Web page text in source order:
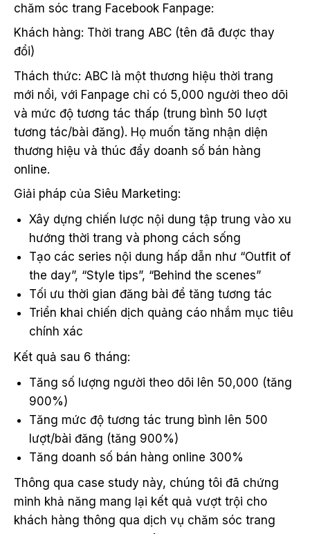
chăm sóc trang Facebook Fanpage:
Khách hàng: Thời trang ABC (tên đã được thay
đổi)
Thách thức: ABC là một thương hiệu thời trang
mới nổi, với Fanpage chỉ có 5,000 người theo dõi
và mức độ tương tác thấp (trung bình 50 lượt
tương tác/bài đăng). Họ muốn tăng nhận diện
thương hiệu và thúc đẩy doanh số bán hàng
online.
Giải pháp của Siêu Marketing:
Xây dựng chiến lược nội dung tập trung vào xu
hướng thời trang và phong cách sống
Tạo các series nội dung hấp dẫn như “Outfit of
the day”, “Style tips”, “Behind the scenes”
Tối ưu thời gian đăng bài để tăng tương tác
Triển khai chiến dịch quảng cáo nhắm mục tiêu
chính xác
Kết quả sau 6 tháng:
Tăng số lượng người theo dõi lên 50,000 (tăng
900%)
Tăng mức độ tương tác trung bình lên 500
lượt/bài đăng (tăng 900%)
Tăng doanh số bán hàng online 300%
Thông qua case study này, chúng tôi đã chứng
minh khả năng mang lại kết quả vượt trội cho
khách hàng thông qua dịch vụ chăm sóc trang